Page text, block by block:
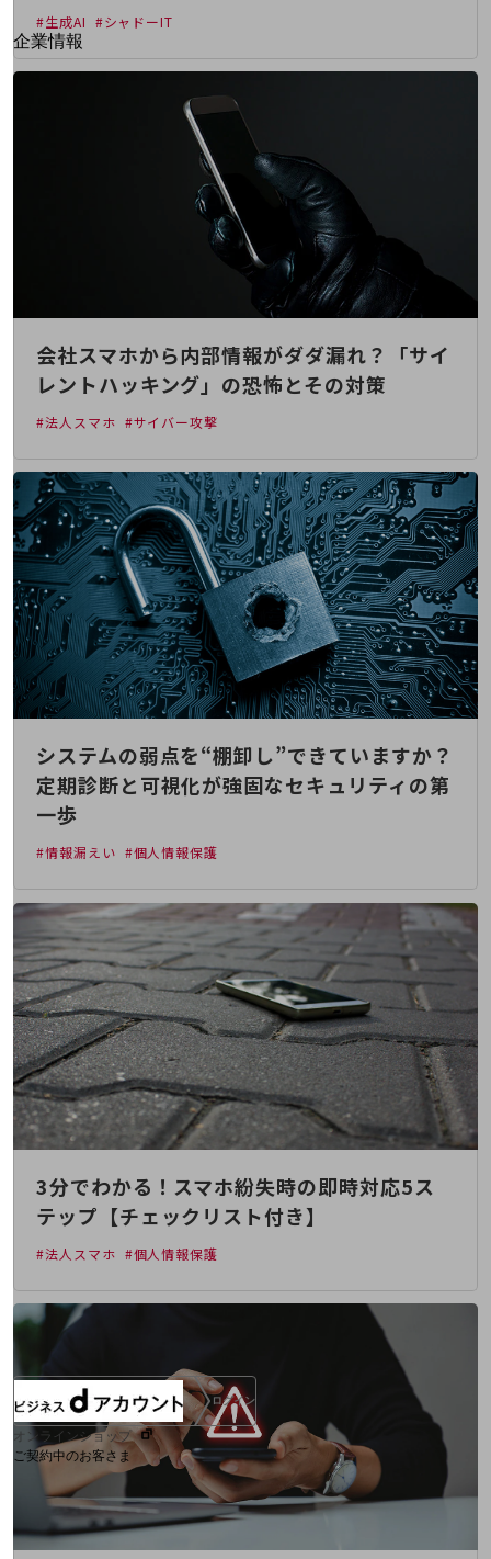
別ウィンドウで開きます
企業情報
企業情報TOP
会社案内パンフレット
ニュースルーム
ニュースルームTOP
地域からの発表
重要なお知らせ
お知らせ
社外からの評価実績
サステナビリティ
サステナビリティTOP
NTTドコモビジネスグループのサステナビリティ
サステナビリティ基本方針
サステナビリティレポート
ダイバーシティ
経営情報
経営情報TOP
業績
決算公告
電子公告
基礎的電気通信役務損益明細表
採用情報
採用情報TOP
新卒採用
経験者採用
障がい者採用
人材育成制度
広告
NTTドコモグループ
ログイン
オンラインショップ
ご契約中のお客さま
サービス別サポート情報
#生成AI #シャドーIT
会社スマホから内部情報がダダ漏れ？「サイ
レントハッキング」の恐怖とその対策
#法人スマホ #サイバー攻撃
システムの弱点を“棚卸し”できていますか？
定期診断と可視化が強固なセキュリティの第
一歩
#情報漏えい #個人情報保護
3分でわかる！スマホ紛失時の即時対応5ス
テップ【チェックリスト付き】
#法人スマホ #個人情報保護